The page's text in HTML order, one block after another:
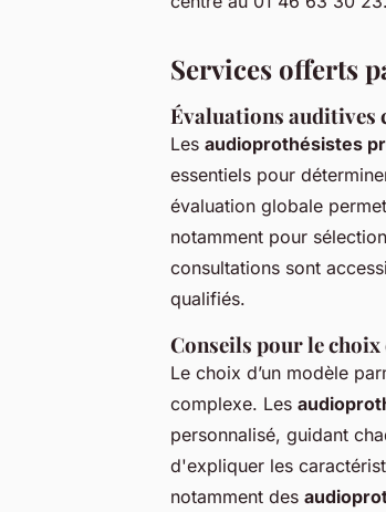
Services offerts
Évaluations auditives
Les audioprothésistes
essentiels pour
évaluation globale
notamment pour
consultations sont
qualifiés.
Conseils pour le
Le choix d’un modèle
complexe. Les
personnalisé, guidant
d'expliquer les
notamment des